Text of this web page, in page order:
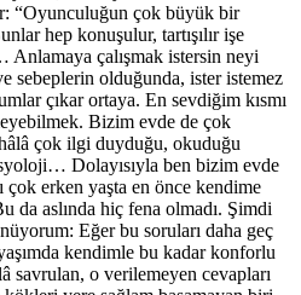
“Oyunculuğun çok büyük bir
hep konuşulur, tartışılır işe
Anlamaya çalışmak istersin neyi
sebeplerin olduğunda, ister istemez
çıkar ortaya. En sevdiğim kısmı
Bizim evde de çok
çok ilgi duyduğu, okuduğu
Dolayısıyla ben bizim evde
çok erken yaşta en önce kendime
da aslında hiç fena olmadı. Şimdi
Eğer bu soruları daha geç
kendimle bu kadar konforlu
savrulan, o verilemeyen cevapları